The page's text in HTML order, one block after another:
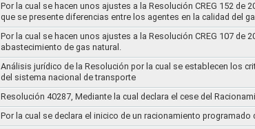
Por la cual se hacen unos ajustes a la Resolución CREG 152
que se presente diferencias entre los agentes en la calidad del
Por la cual se hacen unos ajustes a la Resolución CREG 107
abastecimiento de gas natural.
Análisis jurídico de la Resolución por la cual se establecen los
del sistema nacional de transporte
Resolución 40287, Mediante la cual declara el cese del
Por la cual se declara el inicico de un racionamiento programado